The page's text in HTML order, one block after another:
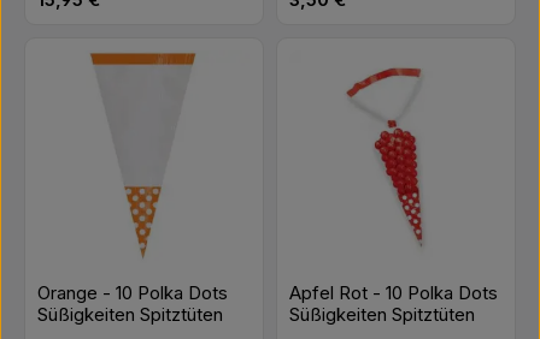
Orange - 10 Polka Dots
Süßigkeiten Spitztüten
Apfel Rot - 10 Polka Dots
Süßigkeiten Spitztüten